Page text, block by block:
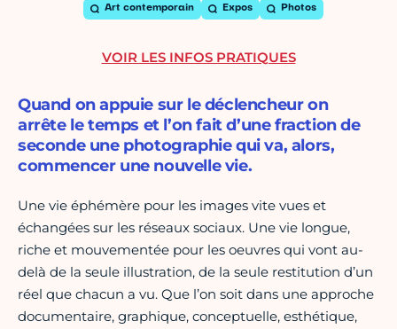
Art contemporain Expos Photos
Quand on appuie sur le déclencheur on
arrête le temps et l’on fait d’une fraction de
seconde une photographie qui va, alors,
commencer une nouvelle vie.
Une vie éphémère pour les images vite vues et
échangées sur les réseaux sociaux. Une vie longue,
riche et mouvementée pour les oeuvres qui vont au-
delà de la seule illustration, de la seule restitution d’un
réel que chacun a vu. Que l’on soit dans une approche
documentaire, graphique, conceptuelle, esthétique,
VOIR LES INFOS PRATIQUES